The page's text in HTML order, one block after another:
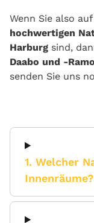
Wenn Sie also
hochwertigen
Harburg sind,
Daabo und -
senden Sie uns
1. Welcher
Innenräume?